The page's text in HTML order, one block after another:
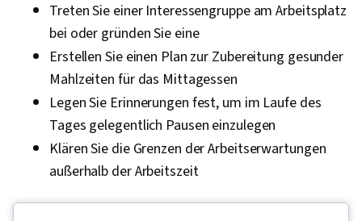
Treten Sie einer Interessengruppe am Arbeitsplatz
bei oder gründen Sie eine
Erstellen Sie einen Plan zur Zubereitung gesunder
Mahlzeiten für das Mittagessen
Legen Sie Erinnerungen fest, um im Laufe des
Tages gelegentlich Pausen einzulegen
Klären Sie die Grenzen der Arbeitserwartungen
außerhalb der Arbeitszeit